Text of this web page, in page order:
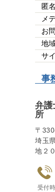
匿
メ
お
地
サ
事
弁護
所
〒
埼玉
地２
受付